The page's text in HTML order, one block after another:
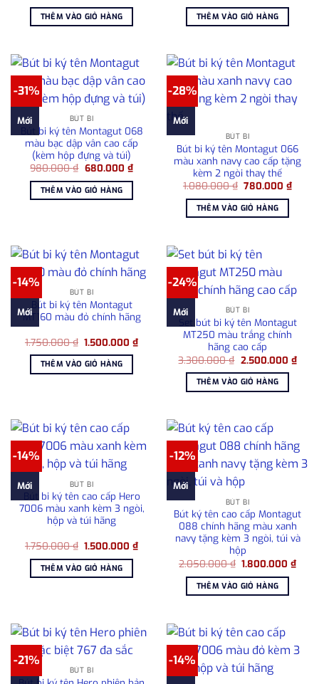
là:
1.750.000 ₫.
hiện
1.500.000 ₫.
THÊM VÀO GIỎ HÀNG là:
900.000 ₫.
hiện
THÊM VÀO GIỎ HÀNG
-31%
Mới BÚT BI
Bút bi ký tên Montagut 068
màu bạc dập vân cao cấp
(kèm hộp đựng và túi)
980.000₫ Giá
là:
980.000 ₫.
680.000 ₫Giá
hiện
680.000 ₫.
THÊM VÀO GIỎ HÀNG
-28%
Mới
BÚT BI
Bút bi ký tên Montagut 066
màu xanh navy cao cấp tặng
kèm 2 ngòi thay thế
1.080.000₫ Giá
là:
1.080.000 ₫.
780.000₫Giá
hiện
THÊM VÀO GIỎ HÀNG
-14%
Mới
BÚT BI
Bút bi ký tên Montagut
MT160 màu đỏ chính hãng
1.750.000₫ Giá
là:
1.750.000 ₫.
1.500.000₫Giá
hiện
THÊM VÀO GIỎ HÀNG
-24%
Mới BÚT BI
Set bút bi ký tên Montagut
MT250 màu trắng chính
hãng cao cấp
3.300.000₫ Giá
là:
3.300.000 ₫.
2.500.000 ₫Giá
hiện
THÊM VÀO GIỎ HÀNG
-14%
Mới BÚT BI
Bút bi ký tên cao cấp Hero
7006 màu xanh kèm 3 ngòi,
hộp và túi hãng
1.750.000₫ Giá
là:
1.750.000 ₫.
1.500.000₫Giá
hiện
1.500.000 ₫.
THÊM VÀO GIỎ HÀNG
-12%
Mới
BÚT BI
Bút ký tên cao cấp Montagut
088 chính hãng màu xanh
navy tặng kèm 3 ngòi, túi và
hộp
2.050.000₫ Giá
là:
2.050.000 ₫.
1.800.000₫Giá
hiện
THÊM VÀO GIỎ HÀNG
-21%
BÚT BI
-14%